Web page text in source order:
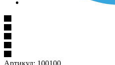
Артикул: 100100